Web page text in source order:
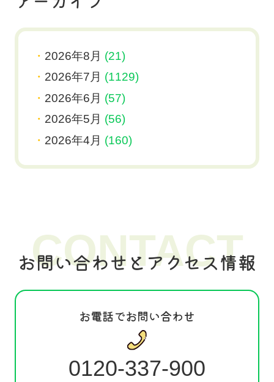
2026年8月 (21)
2026年7月 (1129)
2026年6月 (57)
2026年5月 (56)
2026年4月 (160)
お問い合わせとアクセス情報
CONTACT
お電話でお問い合わせ
0120-337-900